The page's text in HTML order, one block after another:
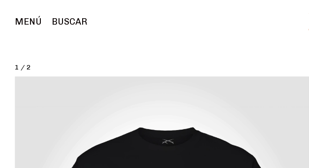
MENÚ BUSCAR
1 / 2